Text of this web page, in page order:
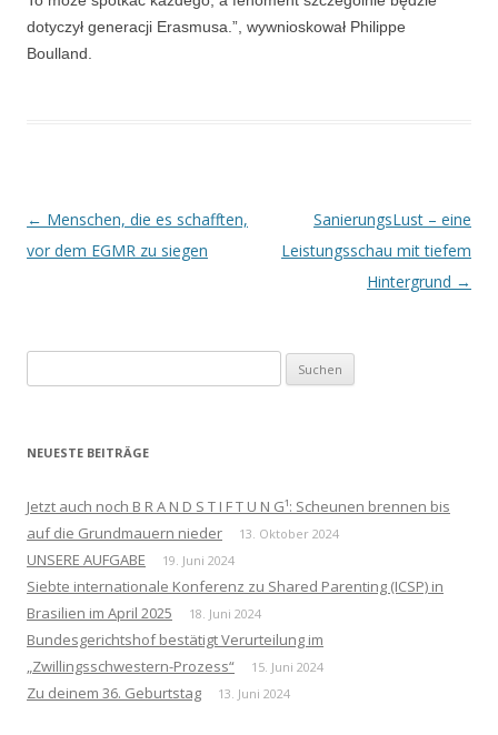
dotyczył generacji Erasmusa.”, wywnioskował Philippe
Boulland.
Beitrags-
Navigation
← Menschen, die es schafften,
vor dem EGMR zu siegen
SanierungsLust – eine
Leistungsschau mit tiefem
Hintergrund →
nach:
NEUESTE BEITRÄGE
Jetzt auch noch B R A N D S T I F T U N G¹: Scheunen brennen bis
auf die Grundmauern nieder
13. Oktober 2024
UNSERE AUFGABE 19. Juni 2024
Siebte internationale Konferenz zu Shared Parenting (ICSP) in
Brasilien im April 2025
18. Juni 2024
Bundesgerichtshof bestätigt Verurteilung im
„Zwillingsschwestern-Prozess“
15. Juni 2024
Zu deinem 36. Geburtstag 13. Juni 2024